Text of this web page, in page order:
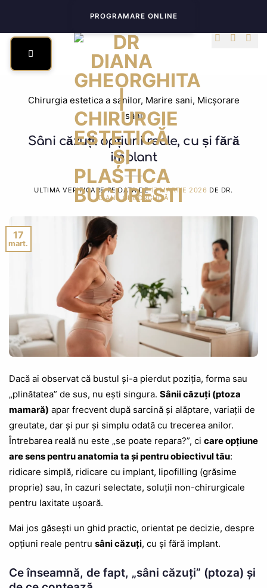
content
PROGRAMARE ONLINE
Chirurgia estetica a sanilor, Marire sani, Micșorare
sâni
Sâni căzuți: opțiuni reale, cu și fără
implant
ULTIMA VERIFICARE PE DATA DE17 MARTIE 2026 DE DR.
DIANA GHEORGHIȚĂ
17
mart.
Dacă ai observat că bustul și-a pierdut poziția, forma sau
„plinătatea” de sus, nu ești singura. Sânii căzuți (ptoza
mamară) apar frecvent după sarcină și alăptare, variații de
greutate, dar și pur și simplu odată cu trecerea anilor.
Întrebarea reală nu este „se poate repara?”, ci care opțiune
are sens pentru anatomia ta și pentru obiectivul tău:
ridicare simplă, ridicare cu implant, lipofilling (grăsime
proprie) sau, în cazuri selectate, soluții non-chirurgicale
pentru laxitate ușoară.
Mai jos găsești un ghid practic, orientat pe decizie, despre
opțiuni reale pentru sâni căzuți, cu și fără implant.
Ce înseamnă, de fapt, „sâni căzuți” (ptoza) și